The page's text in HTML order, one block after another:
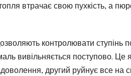
втрачає свою пухкість, а
контролювати ступінь
вивільняється поступово. Це
другий руйнує все на